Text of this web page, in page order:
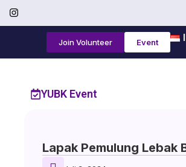
Join Volunteer Event
YUBK Event
Lapak Pemulung Lebak